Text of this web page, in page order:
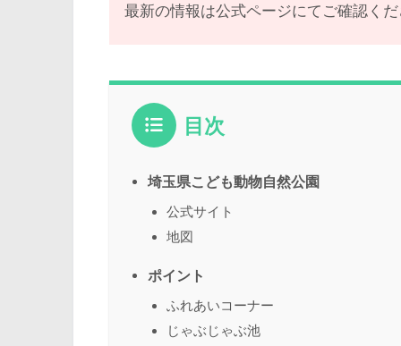
最新の情報は公式ページにてご確認く
目次
埼玉県こども動物自然公園
公式サイト
地図
ポイント
ふれあいコーナー
じゃぶじゃぶ池